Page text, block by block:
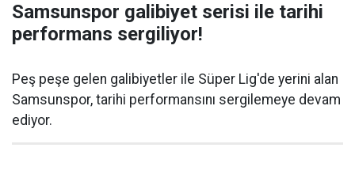
Samsunspor galibiyet serisi ile tarihi
performans sergiliyor!
Peş peşe gelen galibiyetler ile Süper Lig'de yerini alan
Samsunspor, tarihi performansını sergilemeye devam
ediyor.